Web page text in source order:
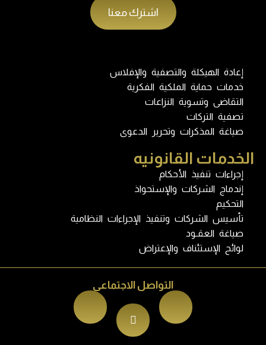
اشترك معنا
إعادة الهيكلة والتصفية والإفلاس
خدمات حماية الملكية الفكرية
التقاضى وتسوية النزاعات
تصفية التركات
صياغة المذكرات وتحرير الدعوى
الخدمات القانونيه
إجراءات تنفيذ الأحكام
إندماج الشركات والإستحواذ
التحكيم
تأسيس الشركات وتنفيذ الإجراءات النظامية
صياغة العقـود
لوائح الإستئناف والإعتراض
التواصل الاجتماعى